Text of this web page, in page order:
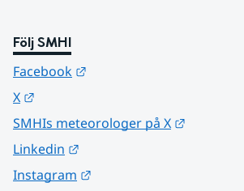
Följ SMHI
Facebook
X
SMHIs meteorologer på X
Linkedin
Instagram